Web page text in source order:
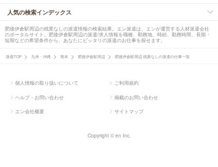
人気の検索インデックス
肥後伊倉駅周辺の残業なしの派遣情報の検索結果。エン派遣は、エンが運営する人材派遣会社
のポータルサイト。肥後伊倉駅周辺の派遣/求人情報を職種、勤務地、時給、勤務時間、長期・
短期などの希望条件から、あなたにピッタリの派遣のお仕事を探せます。
派遣TOP 九州・沖縄 熊本 肥後伊倉駅周辺 肥後伊倉駅周辺 残業なしの派遣の仕事一覧
個人情報の取り扱いについて ご利用規約
ヘルプ・お問い合わせ 掲載のお問い合わせ
エン会社概要 サイトマップ
Copyright © en Inc.